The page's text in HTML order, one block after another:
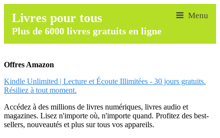
Livres pour tous
Plus de 6000 livres gratuits en ligne
Offres Amazon
Kindle Unlimited | Lecture et Écoute Illimitées - 30 jours gratuits.
Résiliez à tout moment.
Accédez à des millions de livres numériques, livres audio et
magazines. Lisez n'importe où, n'importe quand. Profitez des best-
sellers, nouveautés et plus sur tous vos appareils.